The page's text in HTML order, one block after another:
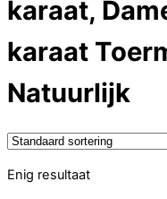
karaat,
karaat
Natuurlijk
Enig resultaat